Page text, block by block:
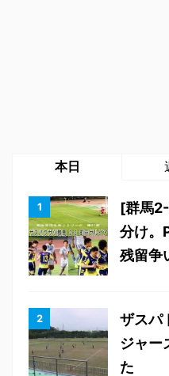
本日
[群馬
分け。
残留争
ザスパ
ジャー
た